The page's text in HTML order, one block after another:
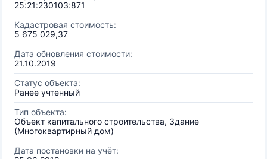
25:21:230103:871
Кадастровая стоимость:
5 675 029,37
Дата обновления стоимости:
21.10.2019
Статус объекта:
Ранее учтенный
Тип объекта:
Объект капитального строительства, Здание
(Многоквартирный дом)
Дата постановки на учёт: